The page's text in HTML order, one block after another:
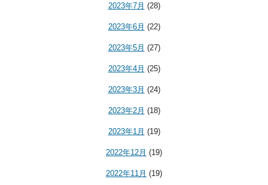
2023年7月 (28)
2023年6月 (22)
2023年5月 (27)
2023年4月 (25)
2023年3月 (24)
2023年2月 (18)
2023年1月 (19)
2022年12月 (19)
2022年11月 (19)